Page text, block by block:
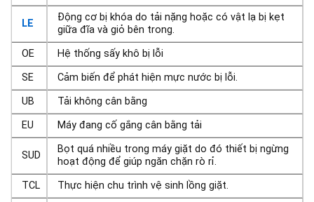
LE
Động cơ bị khóa do tải nặng hoặc có vật lạ bị kẹt
giữa đĩa và giỏ bên trong.
OE
Hệ thống sấy khô bị lỗi
SE
Cảm biến để phát hiện mực nước bị lỗi.
UB
Tải không cân bằng
EU
Máy đang cố gắng cân bằng tải
SUD
Bọt quá nhiều trong máy giặt do đó thiết bị ngừng
hoạt động để giúp ngăn chặn rò rỉ.
TCL
Thực hiện chu trình vệ sinh lồng giặt.